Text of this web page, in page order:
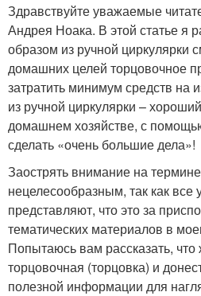
Здравствуйте уважаемые
Андрея Ноака. В этой статье я
образом из ручной циркулярки
домашних целей торцовочное
затратить минимум средств на
из ручной циркулярки –
домашнем хозяйстве, с
сделать «очень большие дела»!
Заострять внимание на
нецелесообразным, так как
представляют, что это за
тематических материалов в
Попытаюсь вам рассказать, что
торцовочная (торцовка) и
полезной информации для